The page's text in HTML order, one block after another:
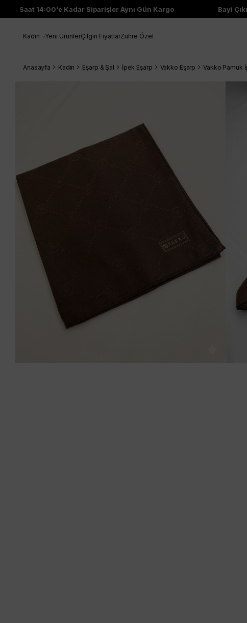
Saat 14:00'e Kadar Siparişler Aynı Gün Kargo Bayi
Kadın Yeni ÜrünlerÇılgın FiyatlarZuhre Özel
Anasayfa Kadın Eşarp & Şal İpek Eşarp Vakko Eşarp Vakko Pamuk